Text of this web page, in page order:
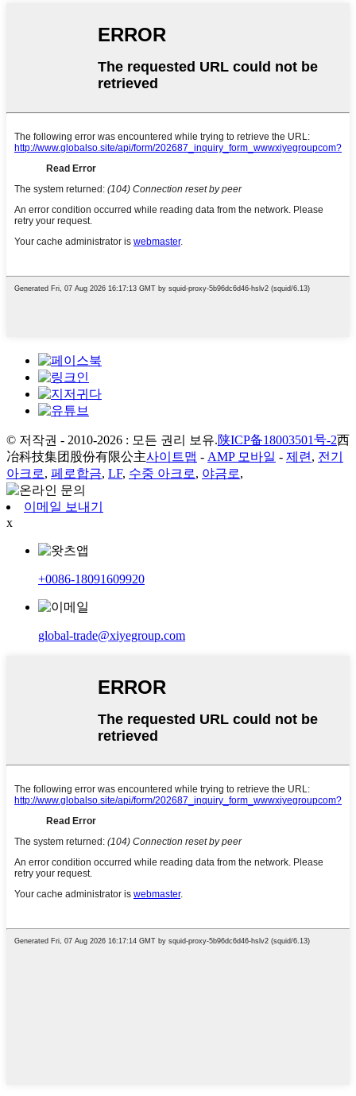
© 저작권 - 2010-2026 : 모든 권리 보유.陕ICP备18003501号-2西
冶科技集团股份有限公主사이트맵 - AMP 모바일 - 제련 , 전기
아크로, 페로합금, LF, 수중 아크로, 야금로,
이메일 보내기
x
+0086-18091609920
global-trade@xiyegroup.com